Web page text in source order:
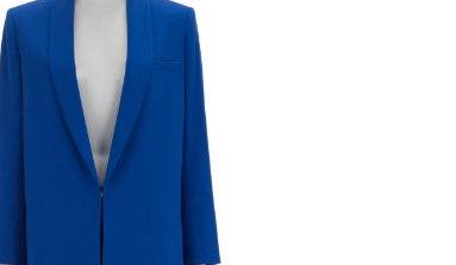
Helmut Lang
Jil Sander
Jimmy Choo
Lanvin
Michael Kors